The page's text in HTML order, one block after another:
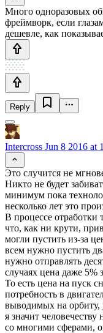
Много одноразовых
фреймворк, если
дешевле, как
Reply
Intercross Jun 8 2016 at
Это случится не
Никто не будет
минимум пока
несколько лет это
В процессе отработки
что, как ни крути,
могли пустить из-за
всем нужно пустить
нужно отправлять
случаях цена даже 5%
То есть цена на пуск
потребность в
выводимых на орбиту,
я значит
со многими сферами,